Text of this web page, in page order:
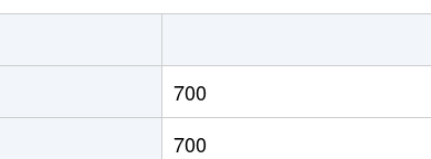
徒歩12分 70m² 築31年
橋 徒歩27分 15m² 築33年
700
700